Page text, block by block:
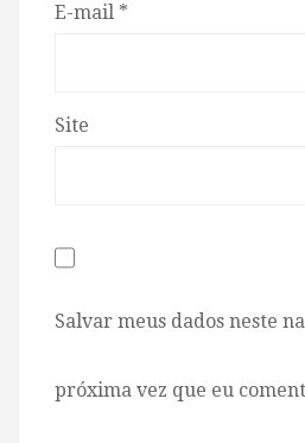
E-mail *
Site
Salvar meus dados neste
próxima vez que eu